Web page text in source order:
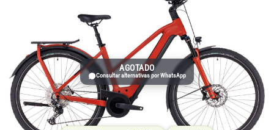
AGOTADO
Consultar alternativas por WhatsApp